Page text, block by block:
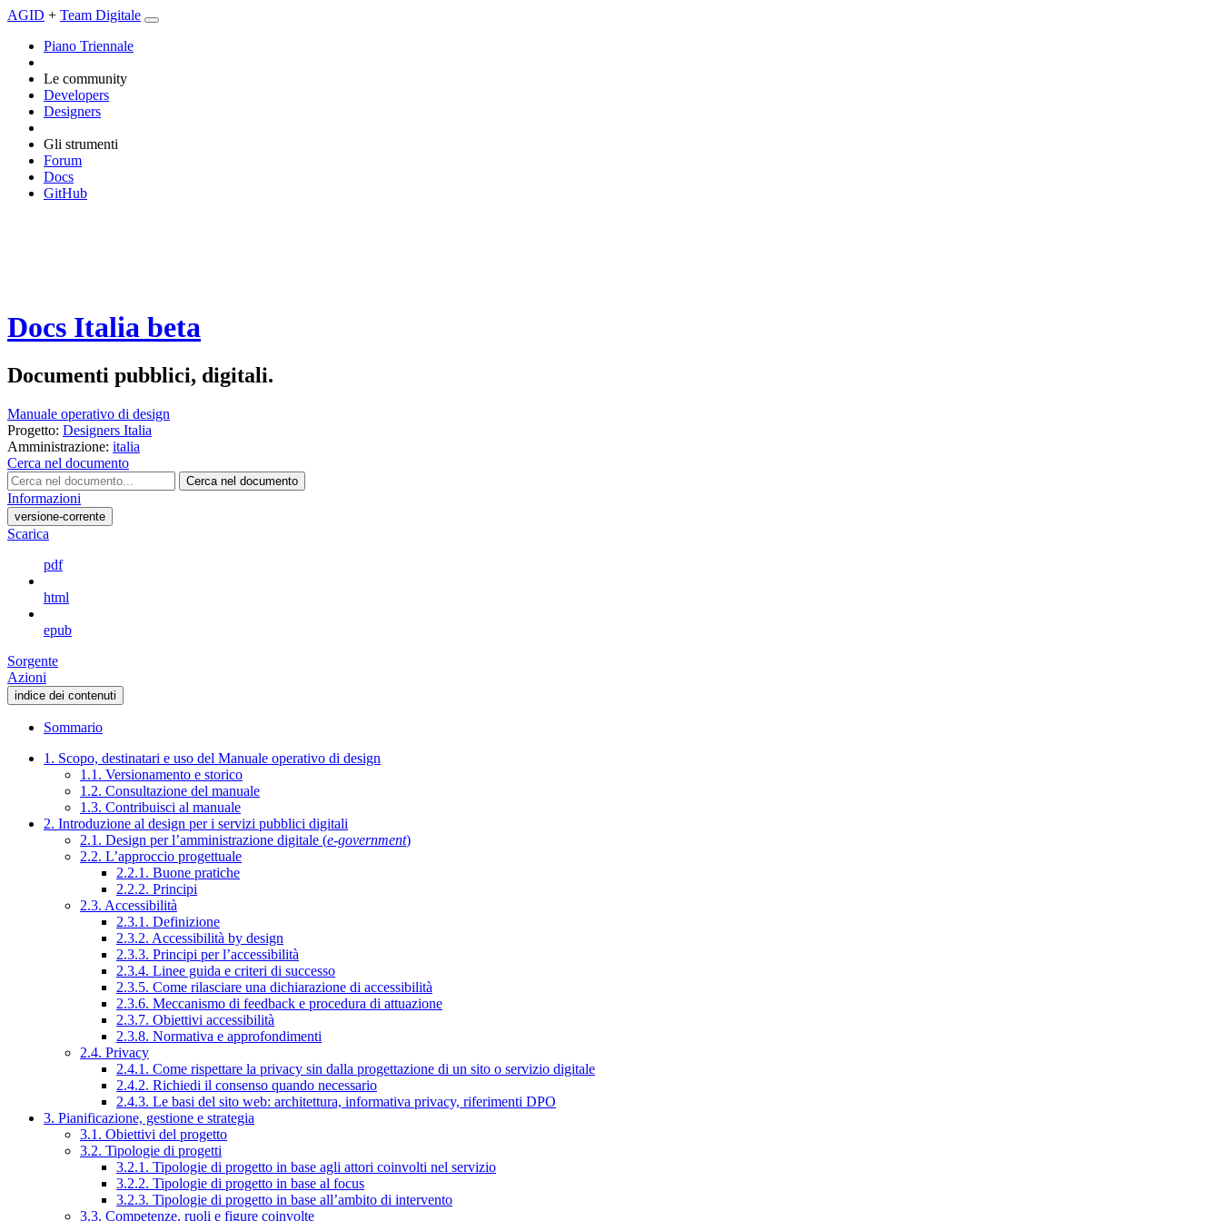
AGID + Team Digitale
Piano Triennale
Le community
Developers
Designers
Gli strumenti
Forum
Docs
GitHub
Docs Italia beta
Documenti pubblici, digitali.
Manuale operativo di design
Progetto: Designers Italia
Amministrazione: italia
Cerca nel documento
Cerca nel documento
Informazioni
versione-corrente
Scarica
pdf
html
epub
Sorgente
Azioni
indice dei contenuti
Sommario
1. Scopo, destinatari e uso del Manuale operativo di design
1.1. Versionamento e storico
1.2. Consultazione del manuale
1.3. Contribuisci al manuale
2. Introduzione al design per i servizi pubblici digitali
2.1. Design per l’amministrazione digitale (e-government)
2.2. L’approccio progettuale
2.2.1. Buone pratiche
2.2.2. Principi
2.3. Accessibilità
2.3.1. Definizione
2.3.2. Accessibilità by design
2.3.3. Principi per l’accessibilità
2.3.4. Linee guida e criteri di successo
2.3.5. Come rilasciare una dichiarazione di accessibilità
2.3.6. Meccanismo di feedback e procedura di attuazione
2.3.7. Obiettivi accessibilità
2.3.8. Normativa e approfondimenti
2.4. Privacy
2.4.1. Come rispettare la privacy sin dalla progettazione di un sito o servizio digitale
2.4.2. Richiedi il consenso quando necessario
2.4.3. Le basi del sito web: architettura, informativa privacy, riferimenti DPO
3. Pianificazione, gestione e strategia
3.1. Obiettivi del progetto
3.2. Tipologie di progetti
3.2.1. Tipologie di progetto in base agli attori coinvolti nel servizio
3.2.2. Tipologie di progetto in base al focus
3.2.3. Tipologie di progetto in base all’ambito di intervento
3.3. Competenze, ruoli e figure coinvolte